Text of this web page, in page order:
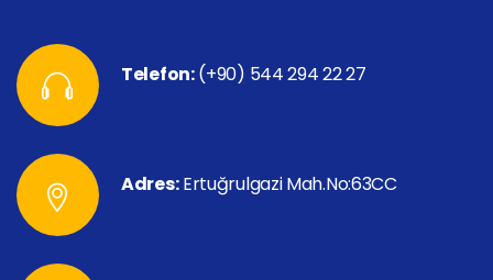
Telefon:(+90) 544 294 22 27
Adres:Ertuğrulgazi Mah.No:63CC